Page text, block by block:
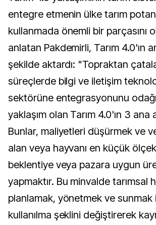
entegre etmenin ülke tarım
kullanmada önemli bir parçasını
anlatan Pakdemirli, Tarım 4.0'ın
şekilde aktardı: "Topraktan
süreçlerde bilgi ve iletişim
sektörüne entegrasyonunu
yaklaşım olan Tarım 4.0'ın 3 ana
Bunlar, maliyetleri düşürmek ve
alan veya hayvanı en küçük
beklentiye veya pazara uygun
yapmaktır. Bu minvalde tarımsal
planlamak, yönetmek ve sunmak
kullanılma şeklini değiştirerek